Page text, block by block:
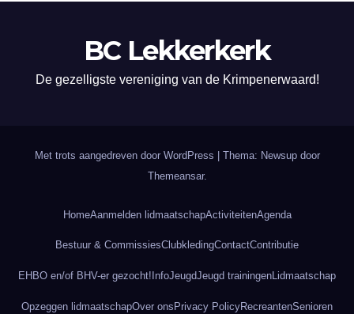
BC Lekkerkerk
De gezelligste vereniging van de Krimpenerwaard!
Met trots aangedreven door WordPress
Thema: Newsup door
Themeansar.
HomeAanmelden lidmaatschapActiviteitenAgenda
Bestuur & CommissiesClubkledingContactContributie
EHBO en/of BHV-er gezocht! InfoJeugdJeugd trainingenLidmaatschap
Opzeggen lidmaatschapOver ons Privacy PolicyRecreantenSenioren